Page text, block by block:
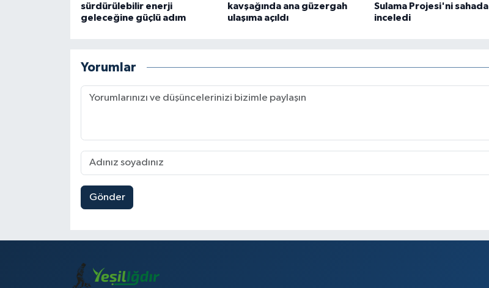
sürdürülebilir enerji
geleceğine güçlü adım
kavşağında ana güzergah
ulaşıma açıldı
Sulama Projesi'ni sahada
inceledi
Yorumlar
Gönder